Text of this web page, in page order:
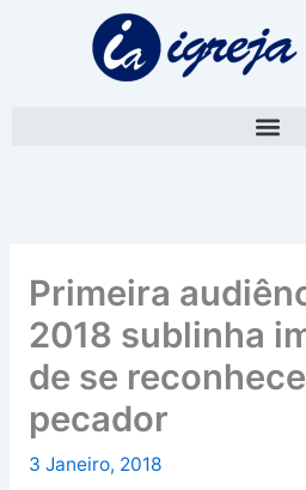
Primeira
2018 sublinha
de se
pecador
3 Janeiro, 2018